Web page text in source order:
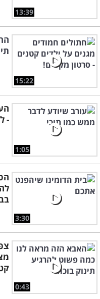
13:39
15:22
1:05
-
3:30
0:43